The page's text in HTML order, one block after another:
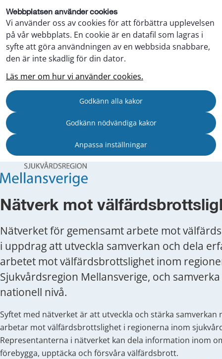
Webbplatsen använder cookies
Vi använder oss av cookies för att förbättra upplevelsen
på vår webbplats. En cookie är en datafil som lagras i
syfte att göra användningen av en webbsida snabbare,
den är inte skadlig för din dator.
Läs mer om hur vi använder cookies.
Godkänn alla kakor
Godkänn nödvändiga kakor
Anpassa inställningar
Nätverk mot
Nätverket för gemensamt arbete mot
i uppdrag att utveckla samverkan och dela
arbetet mot välfärdsbrottslighet inom
Sjukvårdsregion Mellansverige, och
nationell nivå.
Syftet med nätverket är att utveckla och stärka samverkan
arbetar mot välfärdsbrottslighet i regionerna inom
Representanterna i nätverket kan dela information inom
förebygga, upptäcka och försvåra välfärdsbrott.